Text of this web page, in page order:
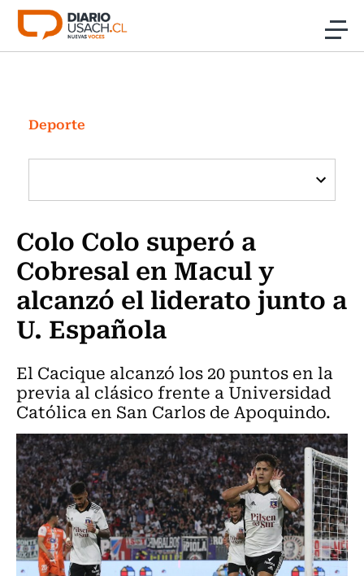
Click acá para ir directamente al contenido
Investigación
Cultura
Programas Radio y TV Usach
Deporte
Colo Colo superó a
Cobresal en Macul y
alcanzó el liderato junto a
U. Española
El Cacique alcanzó los 20 puntos en la
previa al clásico frente a Universidad
Católica en San Carlos de Apoquindo.